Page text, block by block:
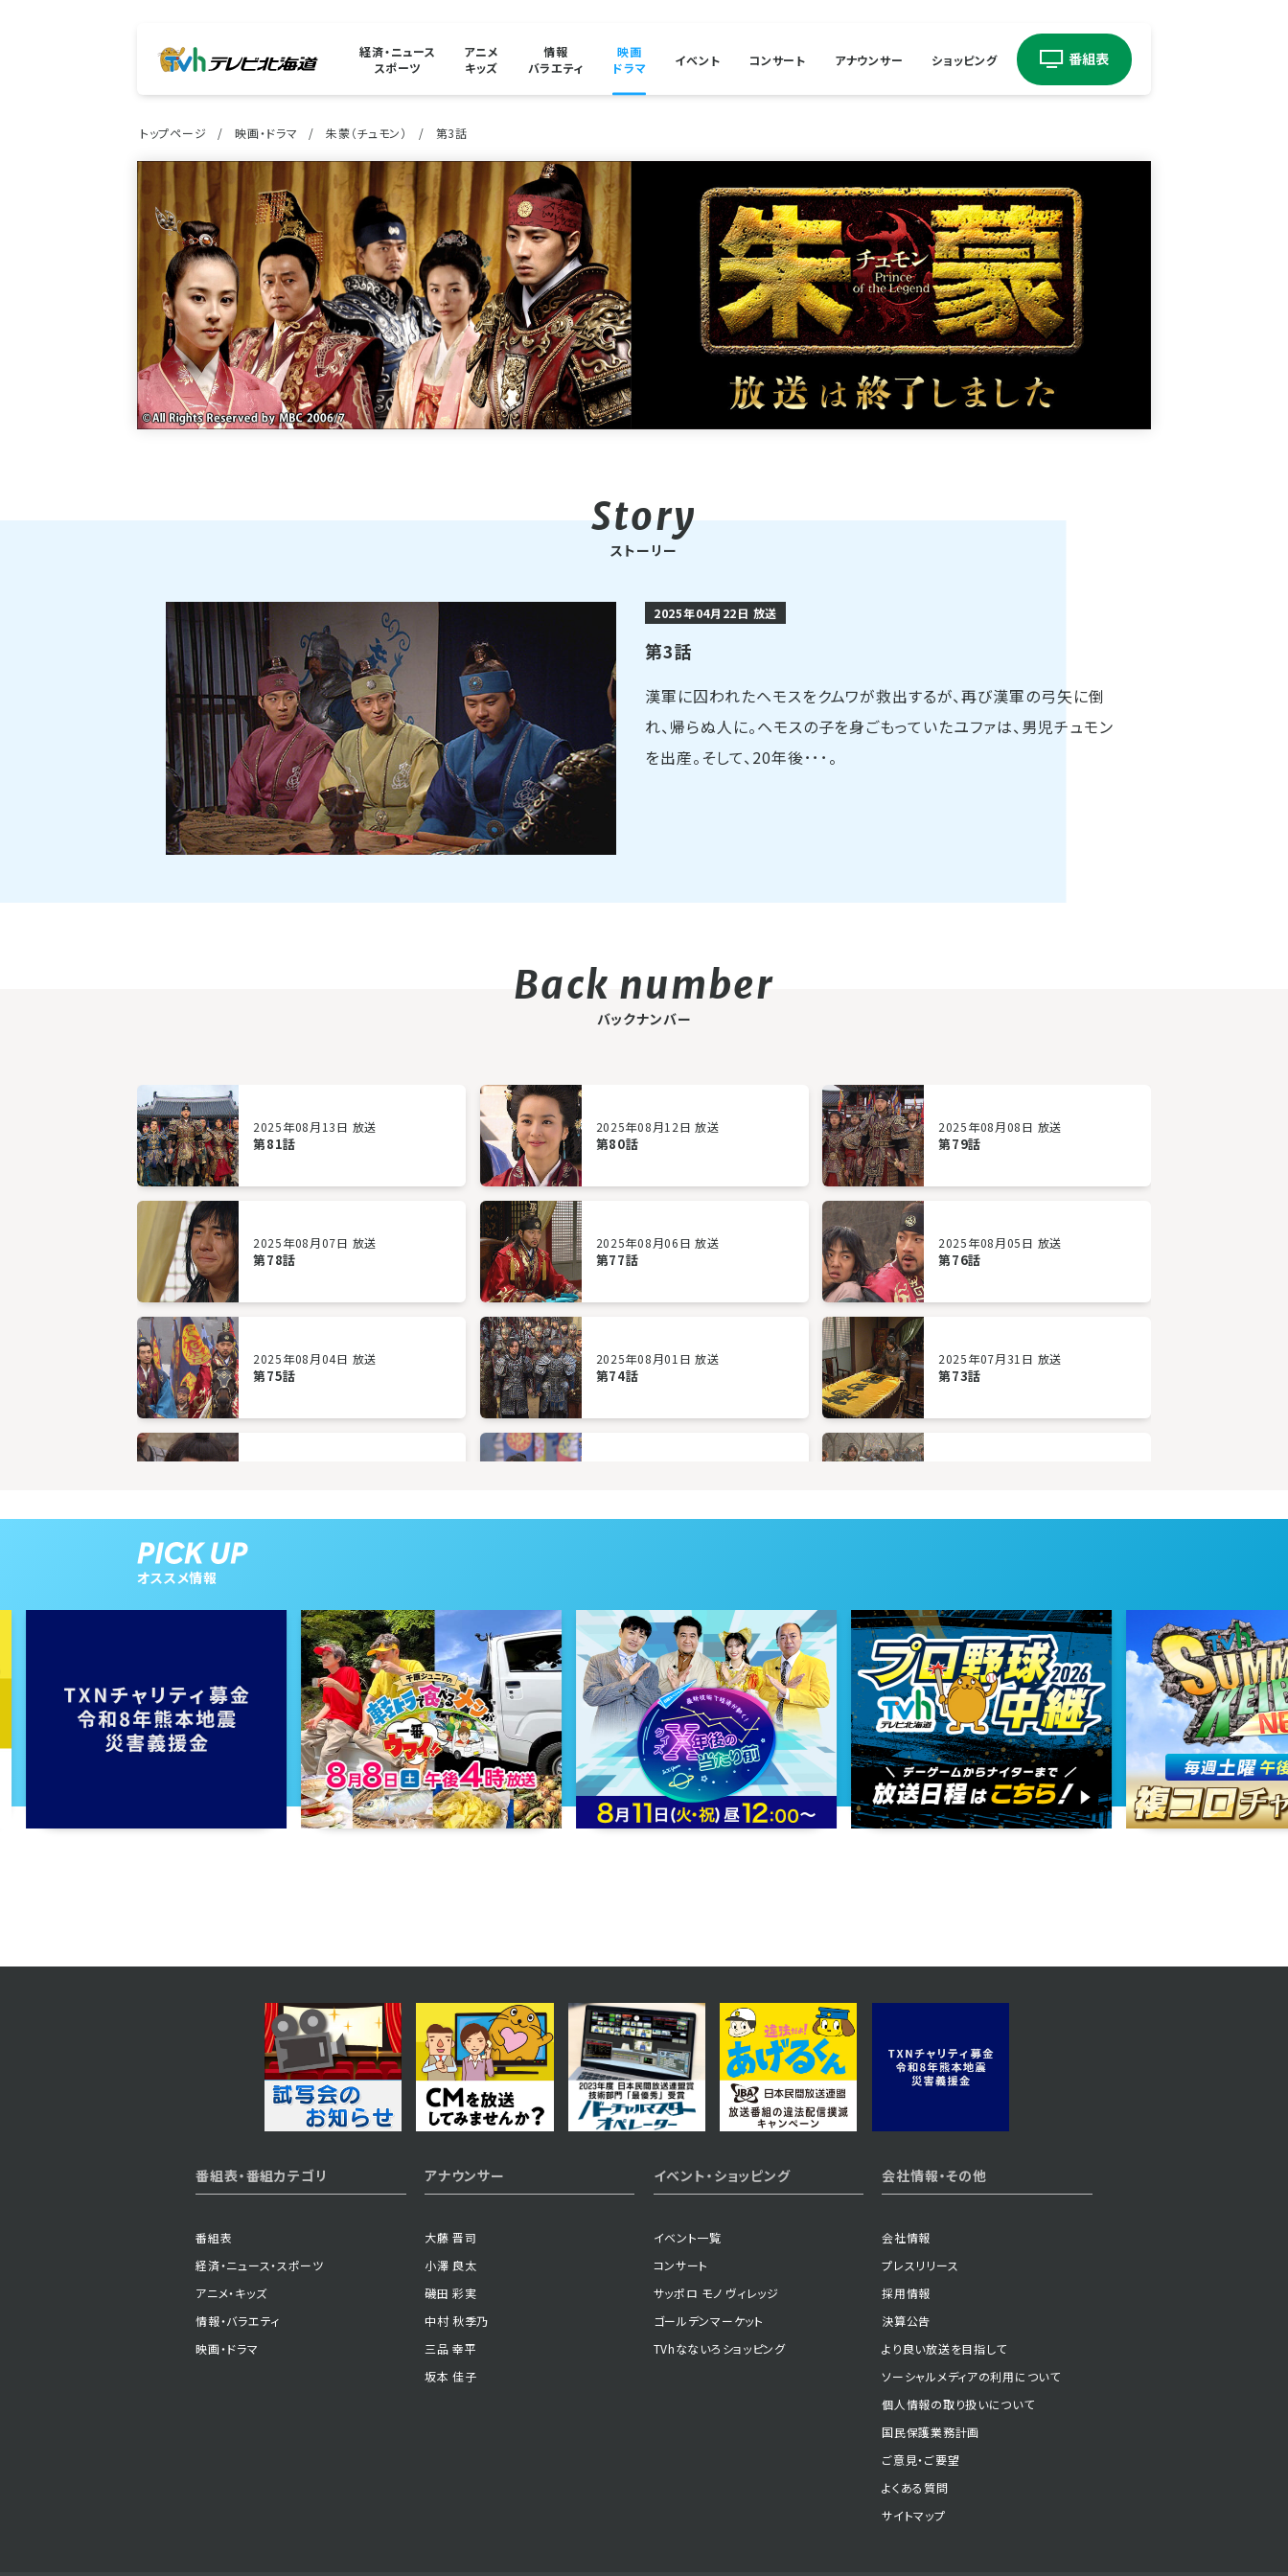
経済・ニュース
スポーツ
アニメ
キッズ
情報
バラエティ
映画
ドラマ
イベント コンサート アナウンサー ショッピング
トップページ 映画・ドラマ 朱蒙（チュモン） 第3話
ストーリー
2025年04月22日 放送
第3話
漢軍に囚われたヘモスをクムワが救出するが、再び漢軍の弓矢に倒
れ、帰らぬ人に。ヘモスの子を身ごもっていたユファは、男児チュモン
を出産。そして、20年後･･･。
バックナンバー
2025年08月13日 放送
第81話
2025年08月12日 放送
第80話
2025年08月08日 放送
第79話
2025年08月07日 放送
第78話
2025年08月06日 放送
第77話
2025年08月05日 放送
第76話
2025年08月04日 放送
第75話
2025年08月01日 放送
第74話
2025年07月31日 放送
第73話
第69話 第68話 第67話
2025年07月22日 放送 2025年07月18日 放送
第65話
2025年07月17日 放送
第64話
2025年07月16日 放送 2025年07月15日 放送 2025年07月14日 放送
2025年07月08日 放送
第57話
2025年07月07日 放送
第56話
2025年07月04日 放送
第55話
2025年07月03日 放送
第54話
2025年07月02日 放送 2025年07月01日 放送
第52話
2025年06月30日 放送
第51話
2025年06月27日 放送
2025年06月23日 放送
2025年06月18日 放送
オススメ情報
番組表・番組カテゴリ
番組表
経済・ニュース・スポーツ
アニメ・キッズ
情報・バラエティ
映画・ドラマ
アナウンサー
大藤 晋司
小澤 良太
磯田 彩実
中村 秋季乃
三品 幸平
坂本 佳子
イベント・ショッピング
イベント一覧
コンサート
サッポロ モノ ヴィレッジ
ゴールデンマーケット
TVhなないろショッピング
会社情報・その他
会社情報
プレスリリース
採用情報
決算公告
より良い放送を目指して
ソーシャルメディアの利用について
個人情報の取り扱いについて
国民保護業務計画
ご意見・ご要望
よくある質問
サイトマップ